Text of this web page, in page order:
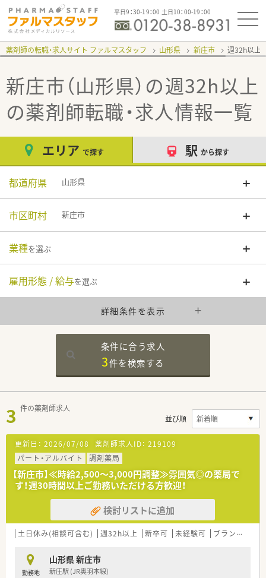
平日9：30-19：00 土日10：00-19：00
薬剤師の転職・求人サイト ファルマスタッフ 山形県 新庄市 週32h以上
新庄市（山形県）の週32h以上
の薬剤師転職・求人情報一覧
エリア で探す 駅 から探す
都道府県 山形県
市区町村 新庄市
業種を選ぶ
雇用形態 / 給与を選ぶ
詳細条件を表示
条件に合う求人
3件を検索する
3 件の薬剤師求人
並び順
更新日： 2026/07/08 薬剤師求人ID： 219109
パート・アルバイト
調剤薬局
【新庄市】≪時給2,500～3,000円調整≫雰囲気◎の薬局で
す！週30時間以上ご勤務いただける方歓迎！
検討リストに追加
土日休み(相談可含む) 週32h以上 新卒可 未経験可 ブランク可
勤務地
山形県 新庄市
新庄駅 (JR奥羽本線)